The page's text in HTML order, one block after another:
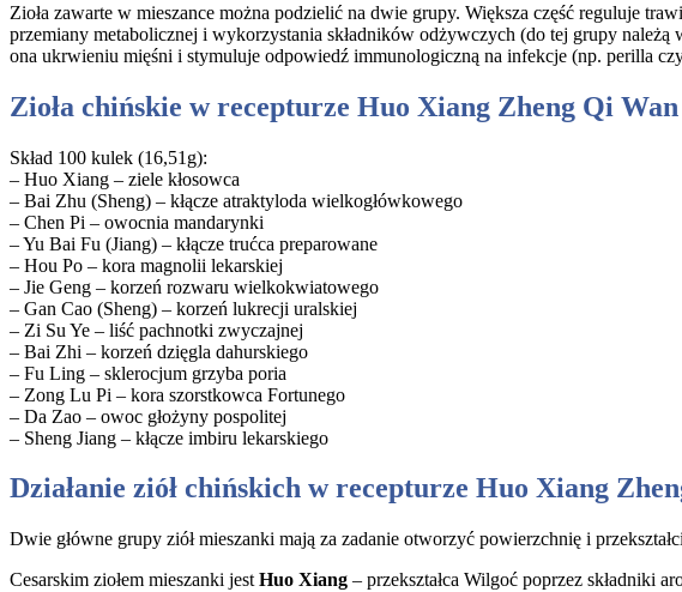
Zioła zawarte w mieszance można podzielić na dwie grupy. Większa część reguluje
przemiany metabolicznej i wykorzystania składników odżywczych (do tej grupy
ona ukrwieniu mięśni i stymuluje odpowiedź immunologiczną na infekcje (np. perilla
Zioła chińskie w recepturze Huo Xiang Zheng Qi Wan
Skład 100 kulek (16,51g):
– Huo Xiang – ziele kłosowca
– Bai Zhu (Sheng) – kłącze atraktyloda wielkogłówkowego
– Chen Pi – owocnia mandarynki
– Yu Bai Fu (Jiang) – kłącze trućca preparowane
– Hou Po – kora magnolii lekarskiej
– Jie Geng – korzeń rozwaru wielkokwiatowego
– Gan Cao (Sheng) – korzeń lukrecji uralskiej
– Zi Su Ye – liść pachnotki zwyczajnej
– Bai Zhi – korzeń dzięgla dahurskiego
– Fu Ling – sklerocjum grzyba poria
– Zong Lu Pi – kora szorstkowca Fortunego
– Da Zao – owoc głożyny pospolitej
– Sheng Jiang – kłącze imbiru lekarskiego
Działanie ziół chińskich w recepturze Huo Xiang
Dwie główne grupy ziół mieszanki mają za zadanie otworzyć powierzchnię i
Cesarskim ziołem mieszanki jest Huo Xiang – przekształca Wilgoć poprzez składniki